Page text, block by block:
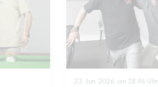
23. Jun. 2026, um 18.46 Uhr